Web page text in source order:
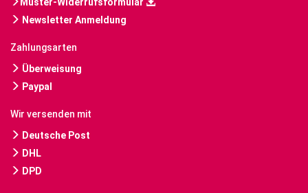
Muster-Widerrufsformular
Newsletter Anmeldung
Zahlungsarten
Überweisung
Paypal
Wir versenden mit
Deutsche Post
DHL
DPD